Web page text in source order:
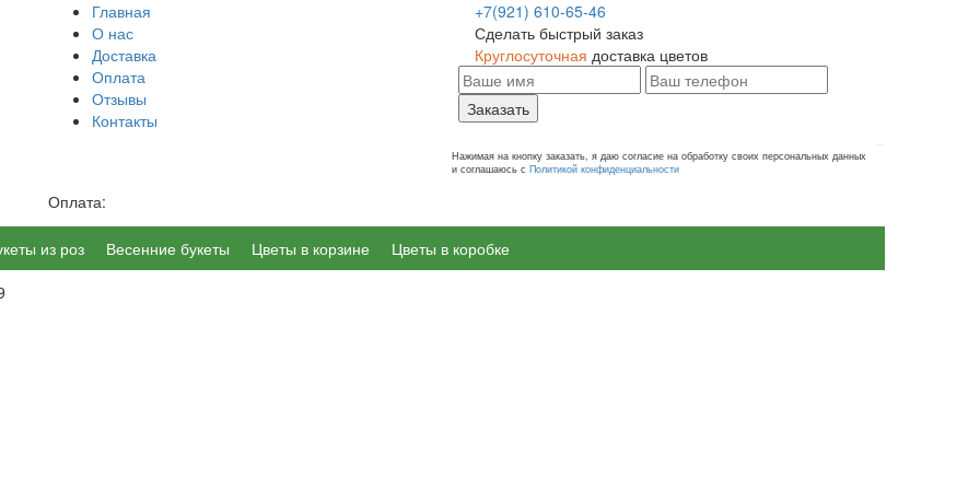
Главная
О нас
Доставка
Оплата
Отзывы
Контакты
Оплата:
+7(921) 610-65-46
Сделать быстрый заказ
Круглосуточная доставка цветов
Заказать
Нажимая на кнопку заказать, я даю согласие на обработку своих персональных данных
и соглашаюсь с Политикой конфиденциальности
из роз Весенние букеты Цветы в корзине
Цветы в коробке